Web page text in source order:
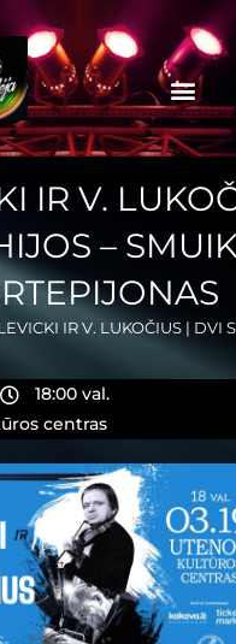
IR V.
–
IR V. LUKOČIUS | DVI
18:00 val.
centras